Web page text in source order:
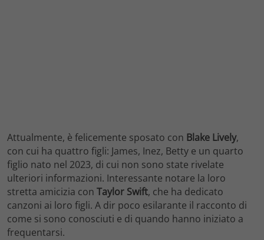
Attualmente, è felicemente sposato con Blake Lively,
con cui ha quattro figli: James, Inez, Betty e un quarto
figlio nato nel 2023, di cui non sono state rivelate
ulteriori informazioni. Interessante notare la loro
stretta amicizia con Taylor Swift, che ha dedicato
canzoni ai loro figli. A dir poco esilarante il racconto di
come si sono conosciuti e di quando hanno iniziato a
frequentarsi.